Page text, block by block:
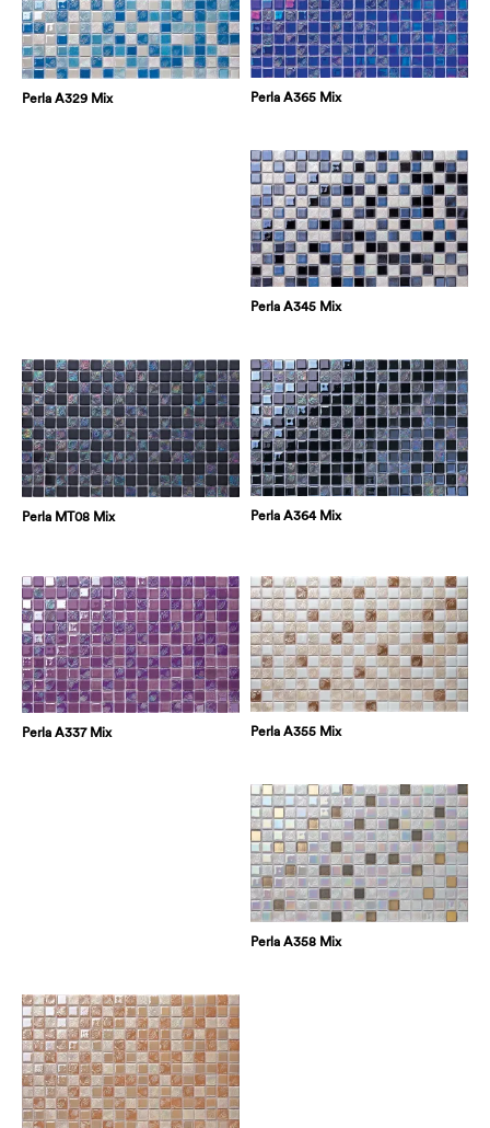
Perla A329 Mix Perla A365 Mix
Perla A345 Mix
Perla MT08 Mix Perla A364 Mix
Perla A337 Mix Perla A355 Mix
Perla A358 Mix